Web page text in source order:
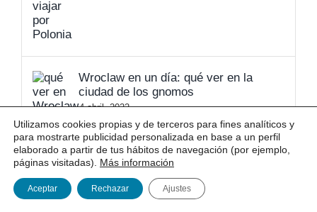
Wroclaw en un día: qué ver en la
ciudad de los gnomos
4 abril, 2022
Newsletter
Utilizamos cookies propias y de terceros para fines analíticos y
para mostrarte publicidad personalizada en base a un perfil
elaborado a partir de tus hábitos de navegación (por ejemplo,
páginas visitadas). Más información
Aceptar Rechazar Ajustes